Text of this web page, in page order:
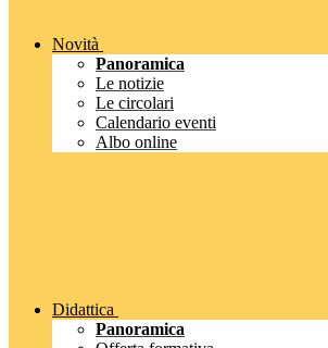
Novità
Panoramica
Le notizie
Le circolari
Calendario eventi
Albo online
Didattica
Panoramica